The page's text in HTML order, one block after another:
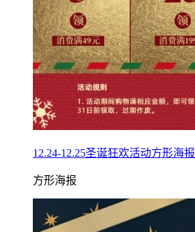
12.24-12.25圣诞狂欢活动方形海报
方形海报